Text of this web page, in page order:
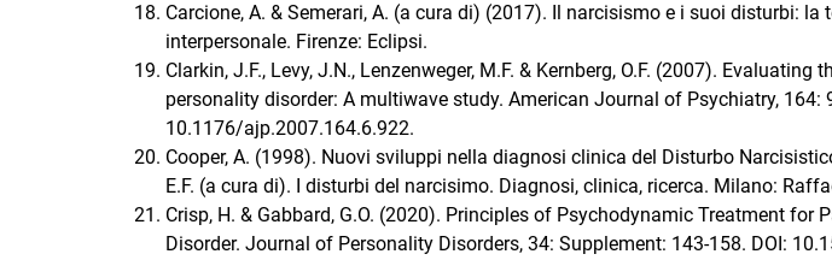
Carcione, A. & Semerari, A. (a cura di) (2017). Il narcisismo e i suoi disturbi: la
interpersonale. Firenze: Eclipsi.
Clarkin, J.F., Levy, J.N., Lenzenweger, M.F. & Kernberg, O.F. (2007).
personality disorder: A multiwave study. American Journal of Psychiatry, 164:
10.1176/ajp.2007.164.6.922.
Cooper, A. (1998). Nuovi sviluppi nella diagnosi clinica del Disturbo
E.F. (a cura di). I disturbi del narcisimo. Diagnosi, clinica, ricerca. Milano:
Crisp, H. & Gabbard, G.O. (2020). Principles of Psychodynamic Treatment for
Disorder. Journal of Personality Disorders, 34: Supplement: 143-158. DOI: